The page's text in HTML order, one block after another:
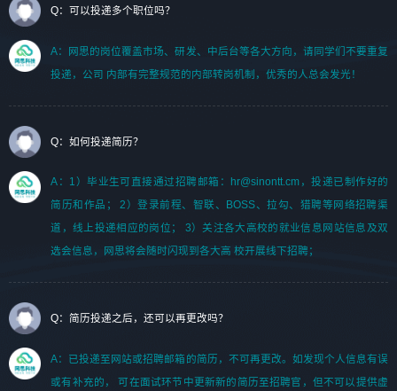
Q：可以投递多个职位吗？
A：网思的岗位覆盖市场、研发、中后台等各大方向，请同学们不要重复
投递，公司 内部有完整规范的内部转岗机制，优秀的人总会发光！
Q：如何投递简历？
A：1）毕业生可直接通过招聘邮箱：hr@sinontt.cm，投递已制作好的
简历和作品； 2）登录前程、智联、BOSS、拉勾、猎聘等网络招聘渠
道，线上投递相应的岗位； 3）关注各大高校的就业信息网站信息及双
选会信息，网思将会随时闪现到各大高 校开展线下招聘；
Q：简历投递之后，还可以再更改吗？
A：已投递至网站或招聘邮箱的简历，不可再更改。如发现个人信息有误
或有补充的， 可在面试环节中更新新的简历至招聘官，但不可以提供虚